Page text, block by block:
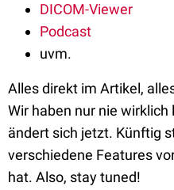
DICOM-Viewer
Podcast
uvm.
Alles direkt im Artikel,
Wir haben nur nie
ändert sich jetzt. Künftig
verschiedene Features
hat. Also, stay tuned!